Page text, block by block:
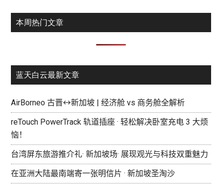
本周热门文章
蓝天白云最新文章
AirBorneo 古晋↔新加坡 | 经济舱 vs 商务舱全解析
reTouch PowerTrack 轨道插座 · 轻松解决卧室充电 3 大烦
恼！
台湾屏东旅游推介礼· 新加坡场· 展现观光与科技双重魅力
在亚洲大陆最南端寄一张明信片 · 新加坡圣淘沙